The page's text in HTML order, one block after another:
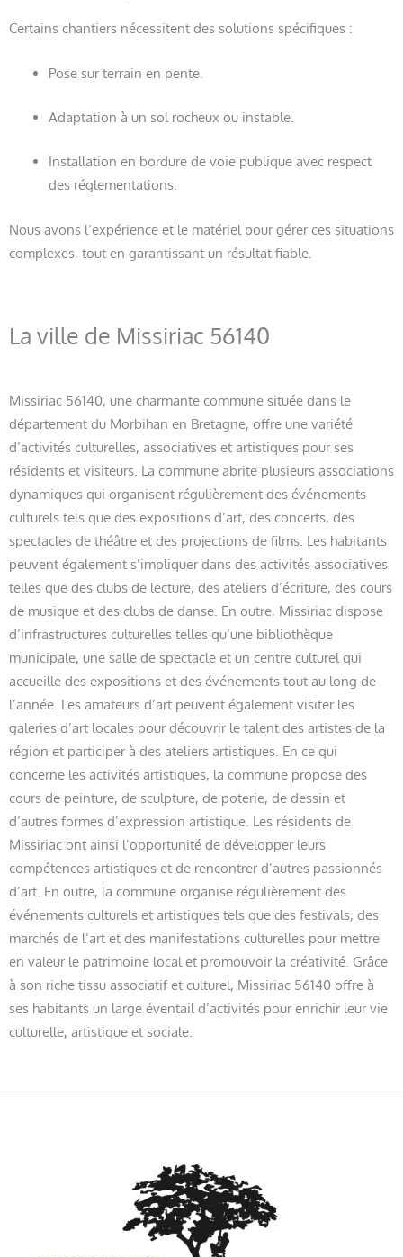
Certains chantiers nécessitent des solutions spécifiques :
Pose sur terrain en pente.
Adaptation à un sol rocheux ou instable.
Installation en bordure de voie publique avec respect
des réglementations.
Nous avons l’expérience et le matériel pour gérer ces situations
complexes, tout en garantissant un résultat fiable.
La ville de Missiriac 56140
Missiriac 56140, une charmante commune située dans le
département du Morbihan en Bretagne, offre une variété
d’activités culturelles, associatives et artistiques pour ses
résidents et visiteurs. La commune abrite plusieurs associations
dynamiques qui organisent régulièrement des événements
culturels tels que des expositions d’art, des concerts, des
spectacles de théâtre et des projections de films. Les habitants
peuvent également s’impliquer dans des activités associatives
telles que des clubs de lecture, des ateliers d’écriture, des cours
de musique et des clubs de danse. En outre, Missiriac dispose
d’infrastructures culturelles telles qu’une bibliothèque
municipale, une salle de spectacle et un centre culturel qui
accueille des expositions et des événements tout au long de
l’année. Les amateurs d’art peuvent également visiter les
galeries d’art locales pour découvrir le talent des artistes de la
région et participer à des ateliers artistiques. En ce qui
concerne les activités artistiques, la commune propose des
cours de peinture, de sculpture, de poterie, de dessin et
d’autres formes d’expression artistique. Les résidents de
Missiriac ont ainsi l’opportunité de développer leurs
compétences artistiques et de rencontrer d’autres passionnés
d’art. En outre, la commune organise régulièrement des
événements culturels et artistiques tels que des festivals, des
marchés de l’art et des manifestations culturelles pour mettre
en valeur le patrimoine local et promouvoir la créativité. Grâce
à son riche tissu associatif et culturel, Missiriac 56140 offre à
ses habitants un large éventail d’activités pour enrichir leur vie
culturelle, artistique et sociale.